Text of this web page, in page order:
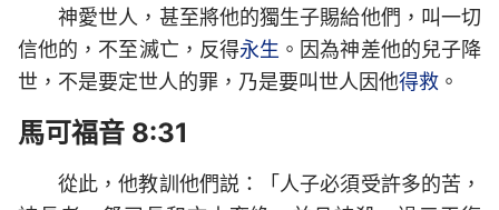
神愛世人，甚至將他的獨生子賜給他們，叫一切
信他的，不至滅亡，反得永生 。因為神差他的兒子降
世，不是要定世人的罪，乃是要叫世人因他得救 。
馬可福音 8:31
從此，他教訓他們説：「人子必須受許多的苦，